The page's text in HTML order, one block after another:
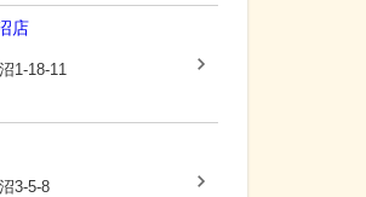
店
1-18-11
3-5-8